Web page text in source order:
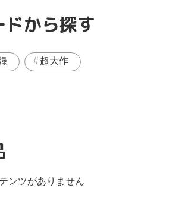
から探す
超大作
ンツがありません